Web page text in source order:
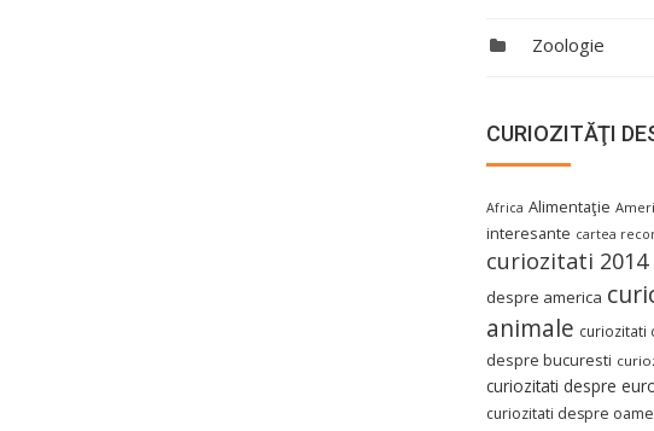
Zoologie
CURIOZITĂŢI
Africa Alimentaţie
interesante cartea
curiozitati 2014
despre america
animale curiozitati
despre bucuresti
curiozitati despre
curiozitati despre